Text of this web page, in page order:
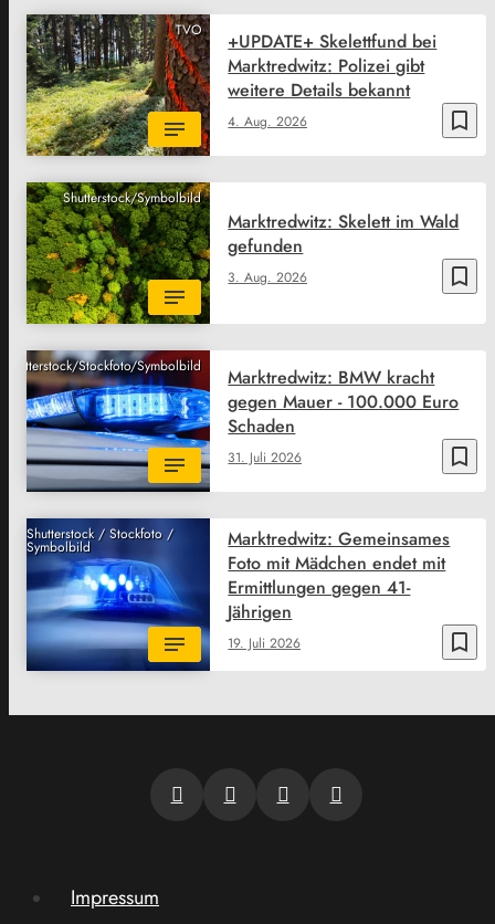
TVO
bookmark_border
4. Aug. 2026
+UPDATE+ Skelettfund bei
Marktredwitz: Polizei gibt
weitere Details bekannt
Shutterstock/Symbolbild
bookmark_border
3. Aug. 2026
Marktredwitz: Skelett im Wald
gefunden
Shutterstock/Stockfoto/Symbolbild
bookmark_border
31. Juli 2026
Marktredwitz: BMW kracht
gegen Mauer - 100.000 Euro
Schaden
Shutterstock / Stockfoto /
Symbolbild
bookmark_border
19. Juli 2026
Marktredwitz: Gemeinsames
Foto mit Mädchen endet mit
Ermittlungen gegen 41-
Jährigen
Impressum